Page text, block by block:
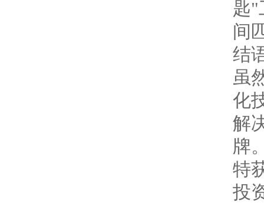
匙"
间
结
虽
化
解
牌
特
投